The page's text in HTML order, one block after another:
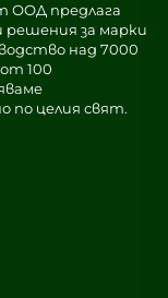
ООД предлага
решения за марки
над 7000
100
по целия свят.